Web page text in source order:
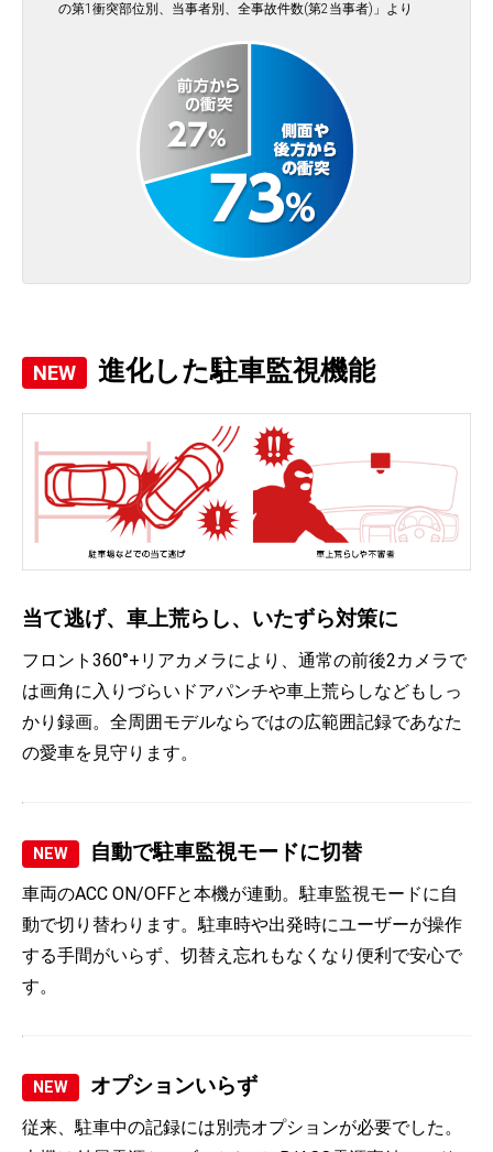
の第1衝突部位別、当事者別、全事故件数(第2当事者)」より
進化した駐車監視機能
当て逃げ、車上荒らし、いたずら対策に
フロント360°+リアカメラにより、通常の前後2カメラで
は画角に入りづらいドアパンチや車上荒らしなどもしっ
かり録画。全周囲モデルならではの広範囲記録であなた
の愛車を見守ります。
NEW 自動で駐車監視モードに切替
車両のACC ON/OFFと本機が連動。駐車監視モードに自
動で切り替わります。駐車時や出発時にユーザーが操作
する手間がいらず、切替え忘れもなくなり便利で安心で
す。
NEW オプションいらず
従来、駐車中の記録には別売オプションが必要でした。